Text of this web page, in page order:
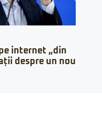
internet „din
despre un nou